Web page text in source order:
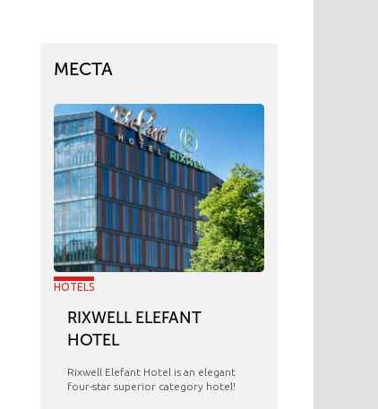
МЕСТА
HOTELS
RIXWELL ELEFANT
HOTEL
Rixwell Elefant Hotel is an elegant
four-star superior category hotel!